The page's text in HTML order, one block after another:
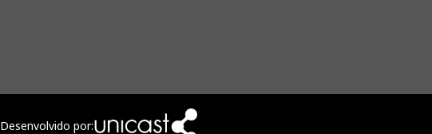
Desenvolvido por: